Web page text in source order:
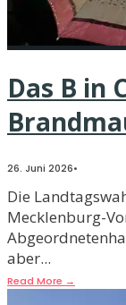
Das B in
26. Juni 2026•
Die
Mecklenburg-
aber...
Read More →